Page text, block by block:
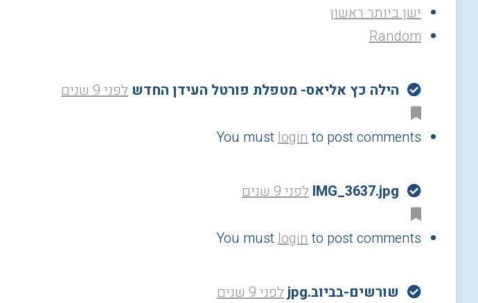
ישן ביותר ראשון
Random
הילה כץ אליאס- מטפלת פורטל העידן החדש לפני 9 שנים
You mustloginto post comments
IMG_3637.jpg לפני 9 שנים
You mustloginto post comments
שורשים-בביוב.jpg לפני 9 שנים